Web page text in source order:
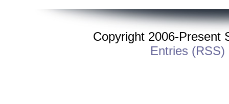
Copyright 2006-Present
Entries (RSS)